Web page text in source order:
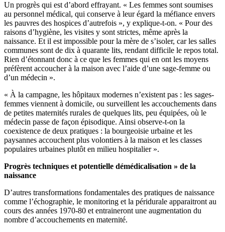
Un progrès qui est d’abord effrayant. « Les femmes sont soumises
au personnel médical, qui conserve à leur égard la méfiance envers
les pauvres des hospices d’autrefois », y explique-t-on. « Pour des
raisons d’hygiène, les visites y sont strictes, même après la
naissance. Et il est impossible pour la mère de s’isoler, car les salles
communes sont de dix à quarante lits, rendant difficile le repos total.
Rien d’étonnant donc à ce que les femmes qui en ont les moyens
préfèrent accoucher à la maison avec l’aide d’une sage-femme ou
d’un médecin ».
« À la campagne, les hôpitaux modernes n’existent pas : les sages-
femmes viennent à domicile, ou surveillent les accouchements dans
de petites maternités rurales de quelques lits, peu équipées, où le
médecin passe de façon épisodique. Ainsi observe-t-on la
coexistence de deux pratiques : la bourgeoisie urbaine et les
paysannes accouchent plus volontiers à la maison et les classes
populaires urbaines plutôt en milieu hospitalier ».
Progrès techniques et potentielle démédicalisation » de la
naissance
D’autres transformations fondamentales des pratiques de naissance
comme l’échographie, le monitoring et la péridurale apparaitront au
cours des années 1970-80 et entraineront une augmentation du
nombre d’accouchements en maternité.